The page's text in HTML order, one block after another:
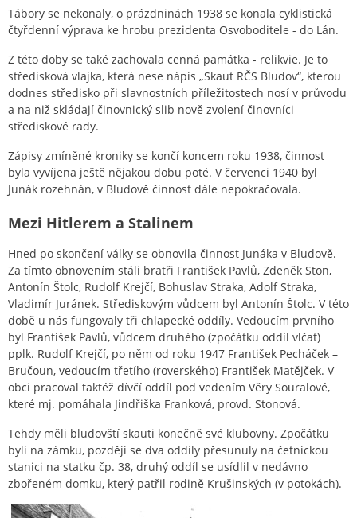
Tábory se nekonaly, o prázdninách 1938 se konala cyklistická
čtyřdenní výprava ke hrobu prezidenta Osvoboditele - do Lán.
Z této doby se také zachovala cenná památka - relikvie. Je to
středisková vlajka, která nese nápis „Skaut RČS Bludov“, kterou
dodnes středisko při slavnostních příležitostech nosí v průvodu
a na niž skládají činovnický slib nově zvolení činovníci
střediskové rady.
Zápisy zmíněné kroniky se končí koncem roku 1938, činnost
byla vyvíjena ještě nějakou dobu poté. V červenci 1940 byl
Junák rozehnán, v Bludově činnost dále nepokračovala.
Mezi Hitlerem a Stalinem
Hned po skončení války se obnovila činnost Junáka v Bludově.
Za tímto obnovením stáli bratři František Pavlů, Zdeněk Ston,
Antonín Štolc, Rudolf Krejčí, Bohuslav Straka, Adolf Straka,
Vladimír Juránek. Střediskovým vůdcem byl Antonín Štolc. V této
době u nás fungovaly tři chlapecké oddíly. Vedoucím prvního
byl František Pavlů, vůdcem druhého (zpočátku oddíl vlčat)
pplk. Rudolf Krejčí, po něm od roku 1947 František Pecháček –
Bručoun, vedoucím třetího (roverského) František Matějček. V
obci pracoval taktéž dívčí oddíl pod vedením Věry Souralové,
které mj. pomáhala Jindřiška Franková, provd. Stonová.
Tehdy měli bludovští skauti konečně své klubovny. Zpočátku
byli na zámku, později se dva oddíly přesunuly na četnickou
stanici na statku čp. 38, druhý oddíl se usídlil v nedávno
zbořeném domku, který patřil rodině Krušinských (v potokách).